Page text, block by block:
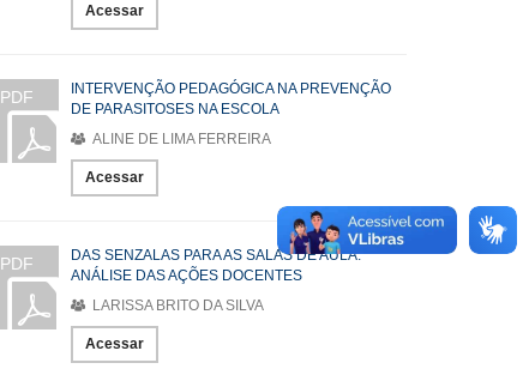
Acessar
PDF
INTERVENÇÃO PEDAGÓGICA NA PREVENÇÃO
DE PARASITOSES NA ESCOLA
ALINE DE LIMA FERREIRA
Acessar
PDF
DAS SENZALAS PARA AS SALAS DE AULA:
ANÁLISE DAS AÇÕES DOCENTES
LARISSA BRITO DA SILVA
Acessar